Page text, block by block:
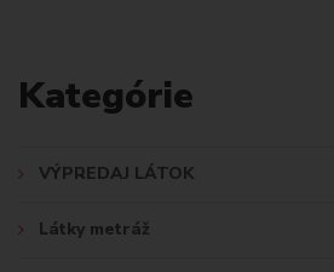
D
Kategórie
VÝPREDAJ LÁTOK
Látky metráž